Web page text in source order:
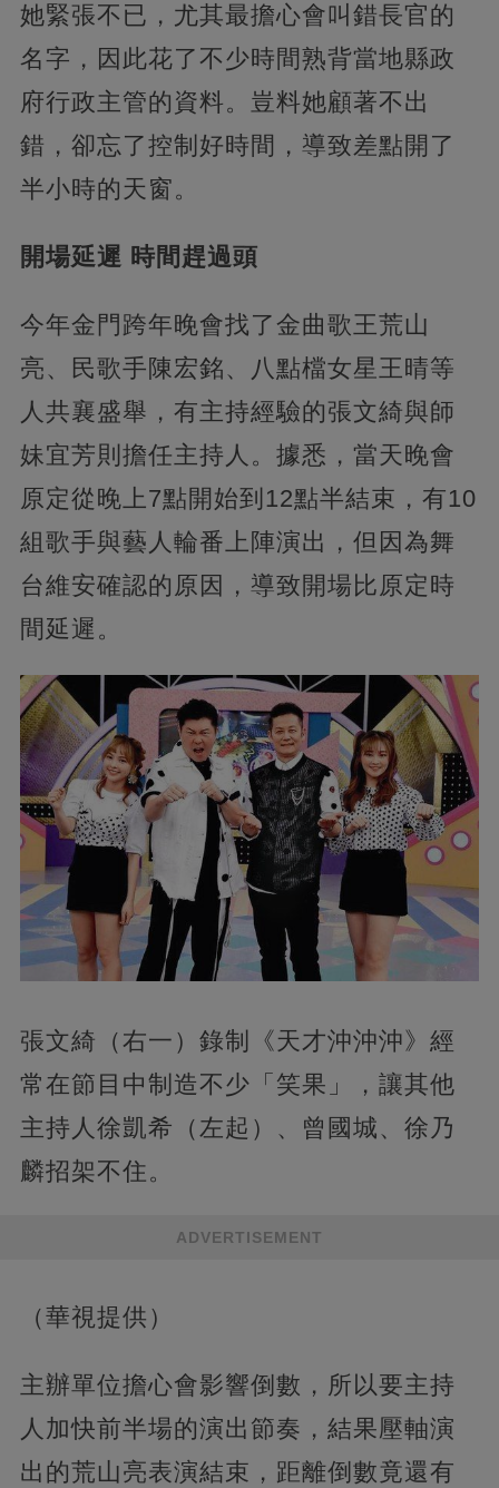
她緊張不已，尤其最擔心會叫錯長官的
名字，因此花了不少時間熟背當地縣政
府行政主管的資料。豈料她顧著不出
錯，卻忘了控制好時間，導致差點開了
半小時的天窗。
開場延遲 時間趕過頭
今年金門跨年晚會找了金曲歌王荒山
亮、民歌手陳宏銘、八點檔女星王晴等
人共襄盛舉，有主持經驗的張文綺與師
妹宜芳則擔任主持人。據悉，當天晚會
原定從晚上7點開始到12點半結束，有10
組歌手與藝人輪番上陣演出，但因為舞
台維安確認的原因，導致開場比原定時
間延遲。
張文綺（右一）錄制《天才沖沖沖》經
常在節目中制造不少「笑果」，讓其他
主持人徐凱希（左起）、曾國城、徐乃
麟招架不住。
ADVERTISEMENT
（華視提供）
主辦單位擔心會影響倒數，所以要主持
人加快前半場的演出節奏，結果壓軸演
出的荒山亮表演結束，距離倒數竟還有